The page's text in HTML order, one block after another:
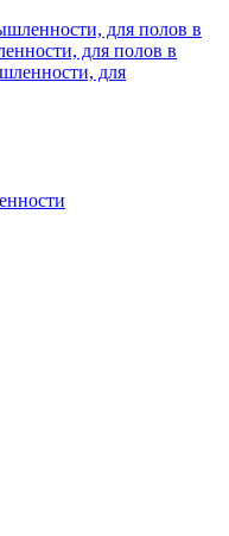
для полов в
для полов в
для